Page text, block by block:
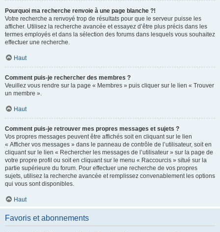
Pourquoi ma recherche renvoie à une page blanche ?!
Votre recherche a renvoyé trop de résultats pour que le serveur puisse les
afficher. Utilisez la recherche avancée et essayez d’être plus précis dans les
termes employés et dans la sélection des forums dans lesquels vous souhaitez
effectuer une recherche.
Haut
Comment puis-je rechercher des membres ?
Veuillez vous rendre sur la page « Membres » puis cliquer sur le lien « Trouver
un membre ».
Haut
Comment puis-je retrouver mes propres messages et sujets ?
Vos propres messages peuvent être affichés soit en cliquant sur le lien
« Afficher vos messages » dans le panneau de contrôle de l’utilisateur, soit en
cliquant sur le lien « Rechercher les messages de l’utilisateur » sur la page de
votre propre profil ou soit en cliquant sur le menu « Raccourcis » situé sur la
partie supérieure du forum. Pour effectuer une recherche de vos propres
sujets, utilisez la recherche avancée et remplissez convenablement les options
qui vous sont disponibles.
Haut
Favoris et abonnements